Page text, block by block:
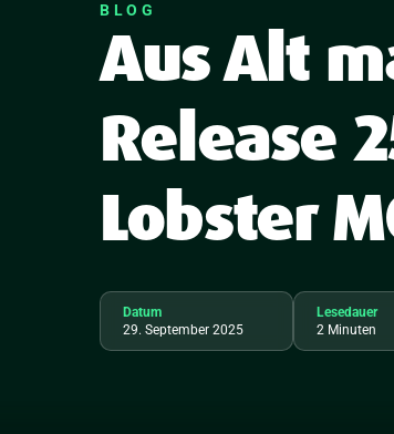
BLOG
Aus Alt
Release
Lobster
Datum
29. September 2025
Lesedauer
2 Minuten